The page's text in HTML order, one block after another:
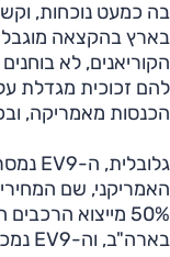
בארץ בהקצאה
הקוריאנים, לא
להם זכוכית מגדלת
הכנסות מאמריקה,
האמריקני, שם
50% מייצוא